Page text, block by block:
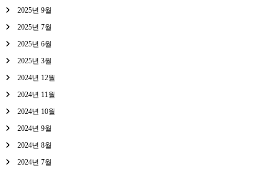
2025년 9월
2025년 7월
2025년 6월
2025년 3월
2024년 12월
2024년 11월
2024년 10월
2024년 9월
2024년 8월
2024년 7월